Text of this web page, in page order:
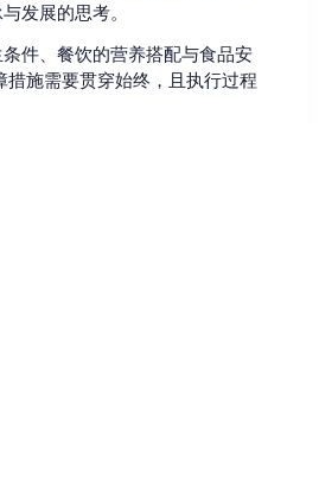
发展的思考。
件、餐饮的营养搭配与食品安
施需要贯穿始终，且执行过程